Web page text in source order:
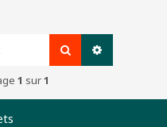
Rechercher
1 sur1